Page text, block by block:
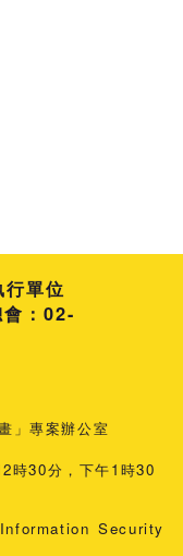
單位
：02-
」專案辦公室
時30分，下午1時30
Security